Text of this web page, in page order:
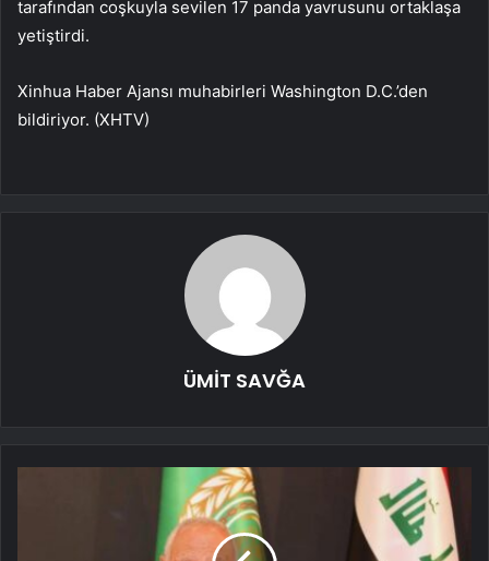
tarafından coşkuyla sevilen 17 panda yavrusunu ortaklaşa
yetiştirdi.
Xinhua Haber Ajansı muhabirleri Washington D.C.’den
bildiriyor. (XHTV)
ÜMİT SAVĞA